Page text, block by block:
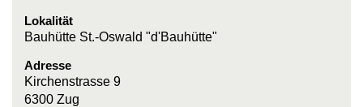
Lokalität
Bauhütte St.-Oswald "d'Bauhütte"
Adresse
Kirchenstrasse 9
6300 Zug